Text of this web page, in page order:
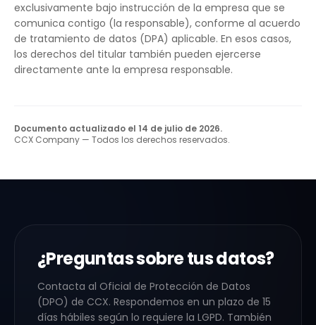
exclusivamente bajo instrucción de la empresa que se
comunica contigo (la responsable), conforme al acuerdo
de tratamiento de datos (DPA) aplicable. En esos casos,
los derechos del titular también pueden ejercerse
directamente ante la empresa responsable.
Documento actualizado el 14 de julio de 2026.
CCX Company — Todos los derechos reservados.
¿Preguntas sobre tus datos?
Contacta al Oficial de Protección de Datos
(DPO) de CCX. Respondemos en un plazo de 15
días hábiles según lo requiere la LGPD. También